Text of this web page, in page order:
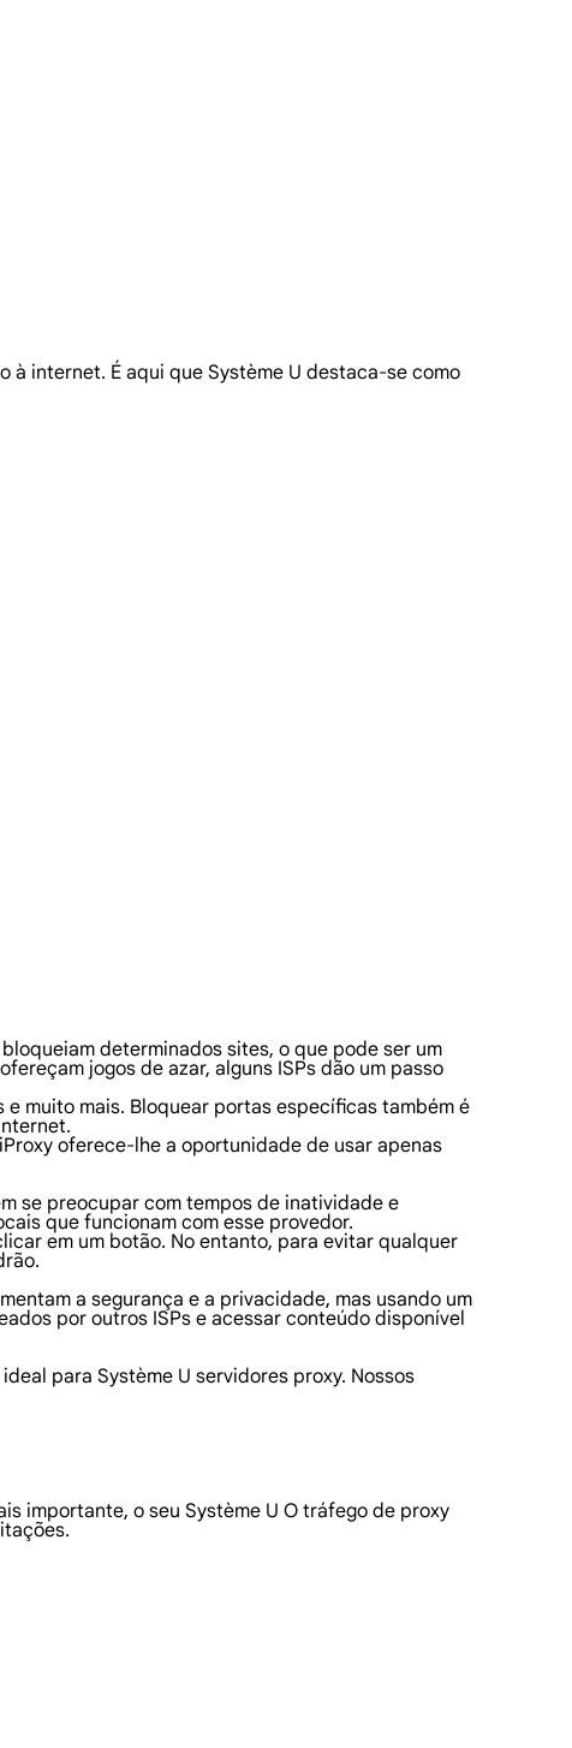
internet. É aqui que Système U destaca-se como
determinados sites, o que pode ser um
jogos de azar, alguns ISPs dão um passo
muito mais. Bloquear portas específicas também é
oferece-lhe a oportunidade de usar apenas
se preocupar com tempos de inatividade e
que funcionam com esse provedor.
em um botão. No entanto, para evitar qualquer
a segurança e a privacidade, mas usando um
por outros ISPs e acessar conteúdo disponível
para Système U servidores proxy. Nossos
importante, o seu Système U O tráfego de proxy